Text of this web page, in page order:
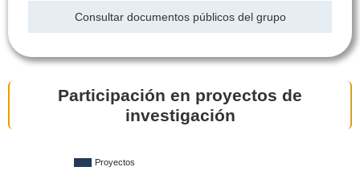
Consultar documentos públicos del grupo
Participación en proyectos de
investigación
Proyectos